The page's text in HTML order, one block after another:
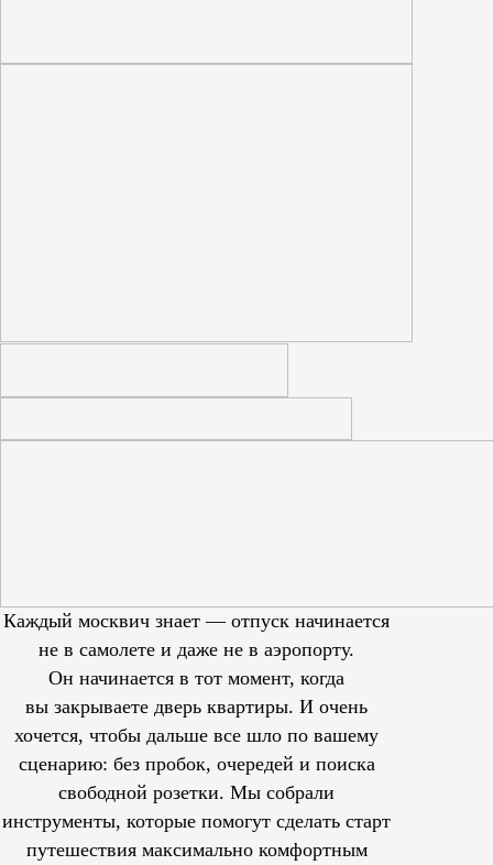
Каждый москвич знает — отпуск начинается
не в самолете и даже не в аэропорту.
Он начинается в тот момент, когда
вы закрываете дверь квартиры. И очень
хочется, чтобы дальше все шло по вашему
сценарию: без пробок, очередей и поиска
свободной розетки. Мы собрали
инструменты, которые помогут сделать старт
путешествия максимально комфортным